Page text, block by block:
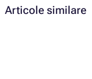
Articole similare